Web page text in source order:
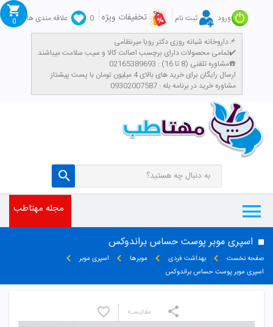
ورود ثبت نام تخفیفات ویژه 0
علاقه مندی ها
داروخانه شبانه روزی دکتر رویا میرنظامی📌
تمامی محصولات دارای برچسب اصالت کالا و سیب سلامت میباشند✔️
مشاوره تلفنی (8 تا 16) : 02165389693☎️
​ارسال رایگان برای خرید های بالای 4 میلیون تومان با پست پیشتاز
مشاوره خرید در برنامه بله : 09302007587
0
مجله مهتاطب
اسپری موبر پوست حساس براندوکس
صفحه نخست بهداشت فردی موبرها
اسپری موبر
اسپری موبر پوست حساس براندوکس
مقایسـه